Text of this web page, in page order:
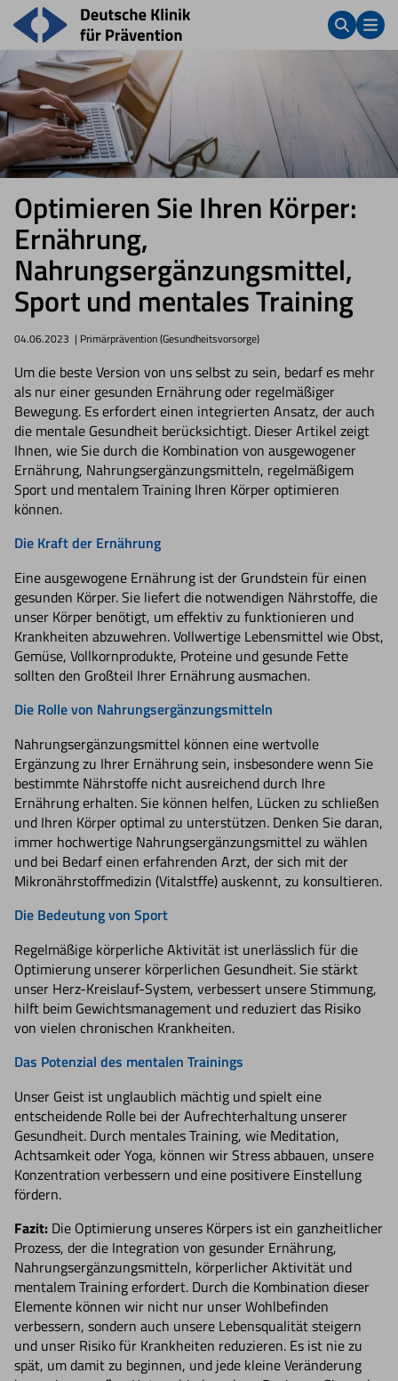
Optimieren Sie Ihren Körper:
Ernährung,
Nahrungsergänzungsmittel,
Sport und mentales Training
04.06.2023 | Primärprävention (Gesundheitsvorsorge)
Um die beste Version von uns selbst zu sein, bedarf es mehr
als nur einer gesunden Ernährung oder regelmäßiger
Bewegung. Es erfordert einen integrierten Ansatz, der auch
die mentale Gesundheit berücksichtigt. Dieser Artikel zeigt
Ihnen, wie Sie durch die Kombination von ausgewogener
Ernährung, Nahrungsergänzungsmitteln, regelmäßigem
Sport und mentalem Training Ihren Körper optimieren
können.
Die Kraft der Ernährung
Eine ausgewogene Ernährung ist der Grundstein für einen
gesunden Körper. Sie liefert die notwendigen Nährstoffe, die
unser Körper benötigt, um effektiv zu funktionieren und
Krankheiten abzuwehren. Vollwertige Lebensmittel wie Obst,
Gemüse, Vollkornprodukte, Proteine und gesunde Fette
sollten den Großteil Ihrer Ernährung ausmachen.
Die Rolle von Nahrungsergänzungsmitteln
Nahrungsergänzungsmittel können eine wertvolle
Ergänzung zu Ihrer Ernährung sein, insbesondere wenn Sie
bestimmte Nährstoffe nicht ausreichend durch Ihre
Ernährung erhalten. Sie können helfen, Lücken zu schließen
und Ihren Körper optimal zu unterstützen. Denken Sie daran,
immer hochwertige Nahrungsergänzungsmittel zu wählen
und bei Bedarf einen erfahrenden Arzt, der sich mit der
Mikronährstoffmedizin (Vitalstffe) auskennt, zu konsultieren.
Die Bedeutung von Sport
Regelmäßige körperliche Aktivität ist unerlässlich für die
Optimierung unserer körperlichen Gesundheit. Sie stärkt
unser Herz-Kreislauf-System, verbessert unsere Stimmung,
hilft beim Gewichtsmanagement und reduziert das Risiko
von vielen chronischen Krankheiten.
Das Potenzial des mentalen Trainings
Unser Geist ist unglaublich mächtig und spielt eine
entscheidende Rolle bei der Aufrechterhaltung unserer
Gesundheit. Durch mentales Training, wie Meditation,
Achtsamkeit oder Yoga, können wir Stress abbauen, unsere
Konzentration verbessern und eine positivere Einstellung
fördern.
Fazit: Die Optimierung unseres Körpers ist ein ganzheitlicher
Prozess, der die Integration von gesunder Ernährung,
Nahrungsergänzungsmitteln, körperlicher Aktivität und
mentalem Training erfordert. Durch die Kombination dieser
Elemente können wir nicht nur unser Wohlbefinden
verbessern, sondern auch unsere Lebensqualität steigern
und unser Risiko für Krankheiten reduzieren. Es ist nie zu
spät, um damit zu beginnen, und jede kleine Veränderung